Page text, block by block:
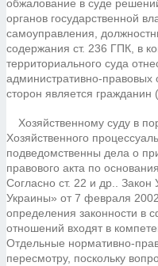
обжалование в суде
органов государственной
самоуправления,
содержания ст. 236 ГПК, в
территориального суда
административно-
сторон является гражданин
Хозяйственному суду в
Хозяйственного
подведомственны дела о
правового акта по
Согласно ст. 22 и др.. Закон
Украины» от 7 февраля
определения законности в
отношений входят в
Отдельные нормативно-
пересмотру, поскольку